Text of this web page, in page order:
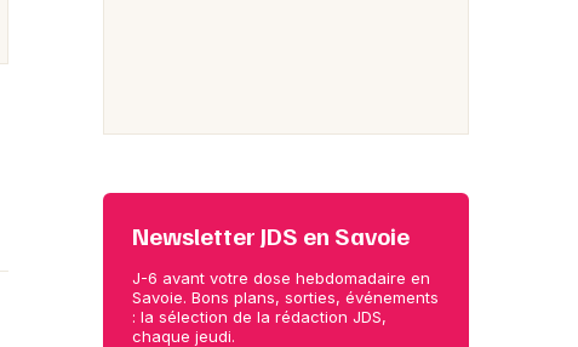
Newsletter JDS en Savoie
J-6 avant votre dose hebdomadaire en
Savoie. Bons plans, sorties, événements
: la sélection de la rédaction JDS,
chaque jeudi.